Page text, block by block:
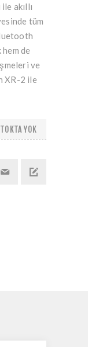
akıllı
tüm
de
ve
XR-2 ile
YOK